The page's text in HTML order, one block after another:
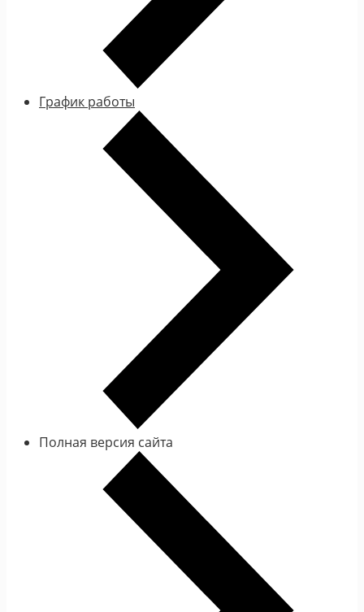
График работы
Полная версия сайта